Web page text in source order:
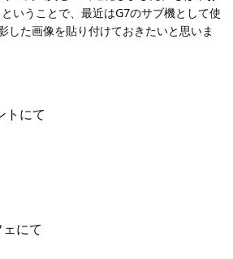
いうことで、最近はG7のサブ機として使
した画像を貼り付けておきたいと思いま
トにて
にて